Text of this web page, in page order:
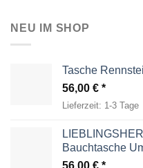
NEU IM SHOP
Tasche
56,00 €
Lieferzeit: 1-3 Tage
Bauchtasche
56,00 €